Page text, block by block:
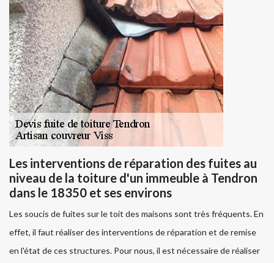
Les interventions de réparation des fuites au
niveau de la toiture d'un immeuble à Tendron
dans le 18350 et ses environs
Les soucis de fuites sur le toit des maisons sont très fréquents. En
effet, il faut réaliser des interventions de réparation et de remise
en l'état de ces structures. Pour nous, il est nécessaire de réaliser